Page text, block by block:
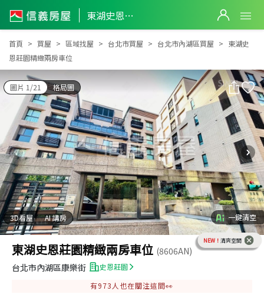
東湖史恩莊園精緻兩房車位
東湖史恩莊園精緻兩房車位
首頁 買屋 區域找屋 台北市買屋 台北市內湖區買屋
東湖史
恩莊園精緻兩房車位
圖片 1/21 格局圖
3D看屋 AI 講房 一鍵清空
NEW！ 清爽空間
東湖史恩莊園精緻兩房車位 (8606AN)
台北市內湖區康樂街
史恩莊園
有973 人也在關注這間👀